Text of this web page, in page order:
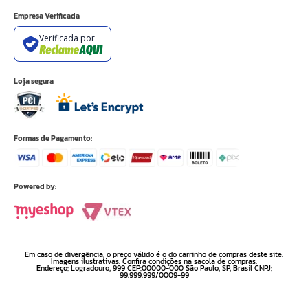
Empresa Verificada
Verificada por
Loja segura
Formas de Pagamento:
Powered by:
Em caso de divergência, o preço válido é o do carrinho de compras deste site.
Imagens ilustrativas. Confira condições na sacola de compras.
Endereço: Logradouro, 999 CEP:00000-000 São Paulo, SP, Brasil CNPJ:
99.999.999/0009-99